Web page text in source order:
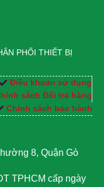
PHỐI THIẾT BỊ
Điều khoản sử dụng
sách Đổi trả hàng
Chính sách bảo hành
8, Quận Gò
TPHCM cấp ngày